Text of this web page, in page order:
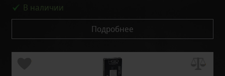
В наличии
Подробнее